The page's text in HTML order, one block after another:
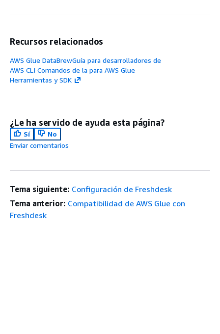
Recursos relacionados
AWS Glue DataBrewGuía para desarrolladores de
AWS CLI Comandos de la para AWS Glue
Herramientas y SDK
¿Le ha servido de ayuda esta página?
Sí
No
Enviar comentarios
Tema siguiente: Configuración de Freshdesk
Tema anterior: Compatibilidad de AWS Glue con
Freshdesk